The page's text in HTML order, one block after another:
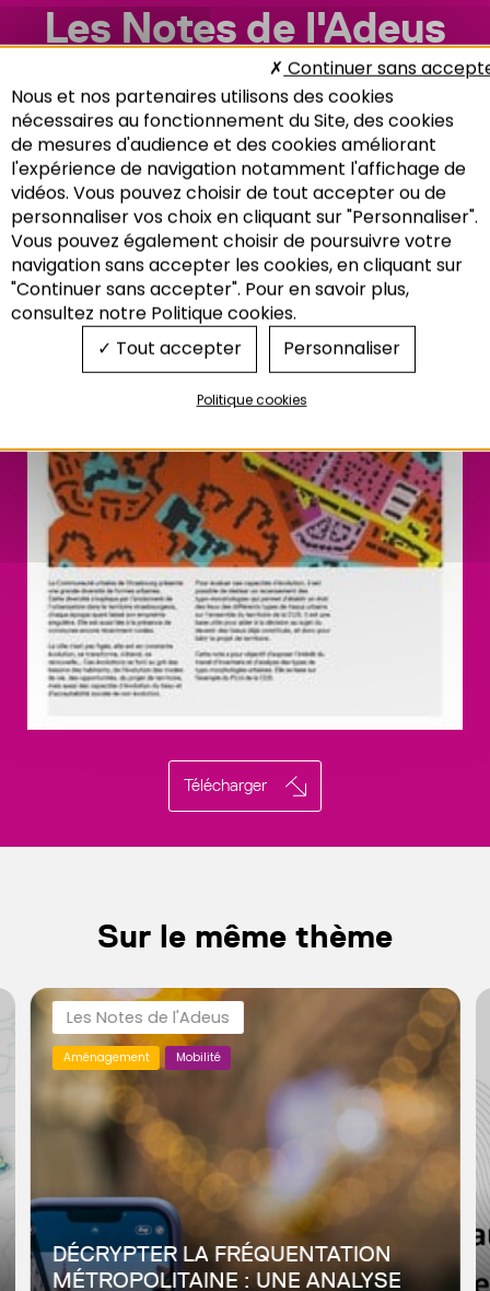
Recherche
Les Notes de l'Adeus
n°133 : Planification
Télécharger
Sur le même thème
Les Notes de l'Adeus
Aménagement Mobilité
DÉCRYPTER LA FRÉQUENTATION
MÉTROPOLITAINE : UNE ANALYSE
Nous et nos partenaires utilisons des cookies
nécessaires au fonctionnement du Site, des cookies
de mesures d'audience et des cookies améliorant
l'expérience de navigation notamment l'affichage de
vidéos. Vous pouvez choisir de tout accepter ou de
personnaliser vos choix en cliquant sur "Personnaliser".
Vous pouvez également choisir de poursuivre votre
navigation sans accepter les cookies, en cliquant sur
"Continuer sans accepter". Pour en savoir plus,
consultez notre Politique cookies.
Tout accepter
Continuer sans
Personnaliser
Politique cookies